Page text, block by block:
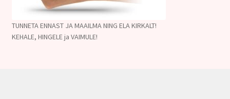
TUNNETA ENNAST JA MAAILMA NING ELA KIRKALT!
KEHALE, HINGELE ja VAIMULE!